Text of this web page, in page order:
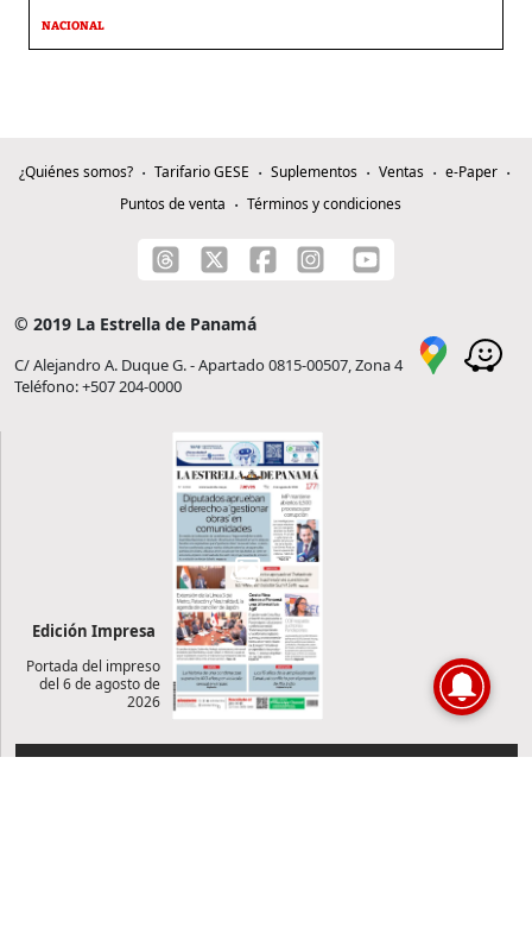
NACIONAL
¿Quiénes somos? Tarifario GESE Suplementos Ventas
e-Paper
Puntos de venta
Términos y condiciones
© 2019 La Estrella de Panamá
C/ Alejandro A. Duque G. - Apartado 0815-00507, Zona 4
Teléfono: +507 204-0000
Edición Impresa
Portada del impreso
del 6 de agosto de
2026